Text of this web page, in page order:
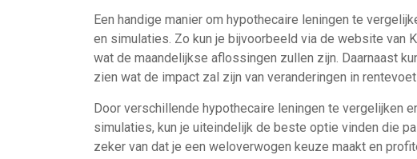
Een handige manier om hypothecaire leningen te
en simulaties. Zo kun je bijvoorbeeld via de website van
wat de maandelijkse aflossingen zullen zijn. Daarnaast
zien wat de impact zal zijn van veranderingen in
Door verschillende hypothecaire leningen te vergelijken
simulaties, kun je uiteindelijk de beste optie vinden die
zeker van dat je een weloverwogen keuze maakt en